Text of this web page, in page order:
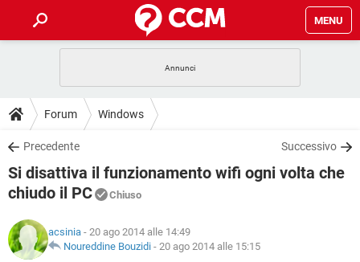
MENU
INTRATTENIMENTO
iOS
INSTAGRAM WHATSAPP
TIKTOK
HARDWARE
GUIDE
COVID-19
iOS
TIKTOK FACEBOOK
DOWNLOAD
COVID-19 GAMING
INTRATTENIMENTO
iOS
INSTAGRAM
FORUM
INTRATTENIMENTO ANDROID
GLOSSARIO
COVID-19
Forum Windows
Precedente Successivo
Si disattiva il funzionamento wifi ogni volta che
chiudo il PC
Chiuso
acsinia - 20 ago 2014 alle 14:49
Noureddine Bouzidi - 20 ago 2014 alle 15:15